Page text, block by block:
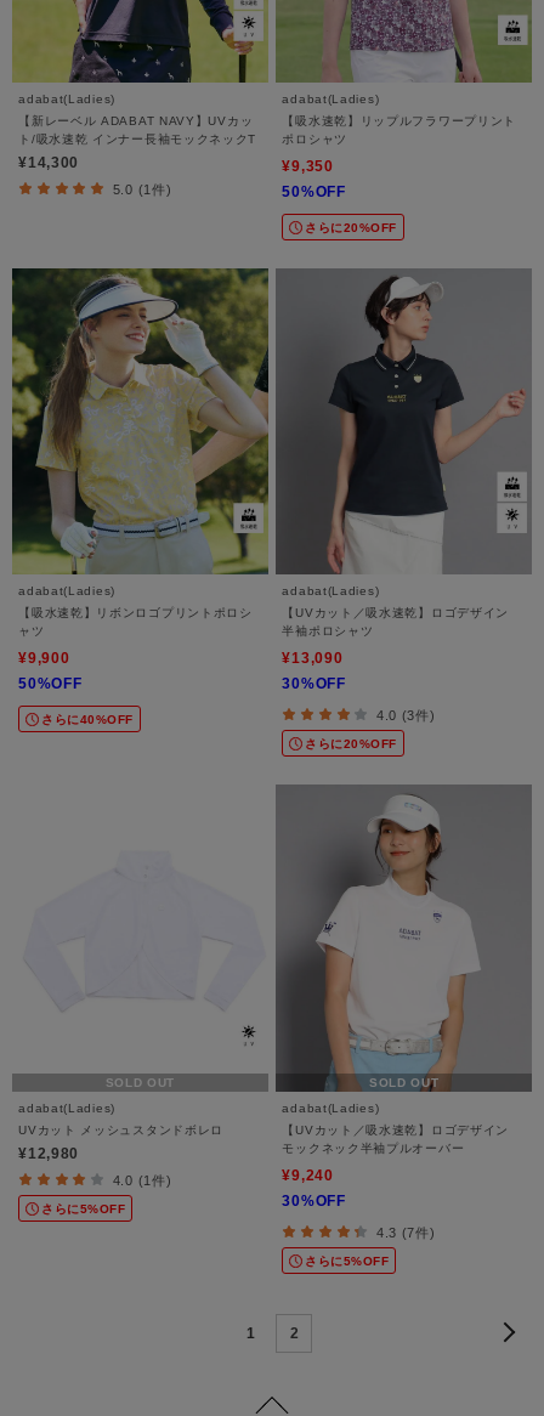
adabat(Ladies)
【新レーベル ADABAT NAVY】UVカッ
ト/吸水速乾 インナー長袖モックネックT
¥14,300
5.0 (1件)
adabat(Ladies)
【吸水速乾】リップルフラワープリント
ポロシャツ
¥9,350
50%OFF
さらに20%OFF
adabat(Ladies)
【吸水速乾】リボンロゴプリントポロシ
ャツ
¥9,900
50%OFF
さらに40%OFF
adabat(Ladies)
【UVカット／吸水速乾】ロゴデザイン
半袖ポロシャツ
¥13,090
30%OFF
4.0 (3件)
さらに20%OFF
SOLD OUT
adabat(Ladies)
UVカット メッシュスタンドボレロ
¥12,980
4.0 (1件)
さらに5%OFF
SOLD OUT
adabat(Ladies)
【UVカット／吸水速乾】ロゴデザイン
モックネック半袖プルオーバー
¥9,240
30%OFF
4.3 (7件)
さらに5%OFF
1 2